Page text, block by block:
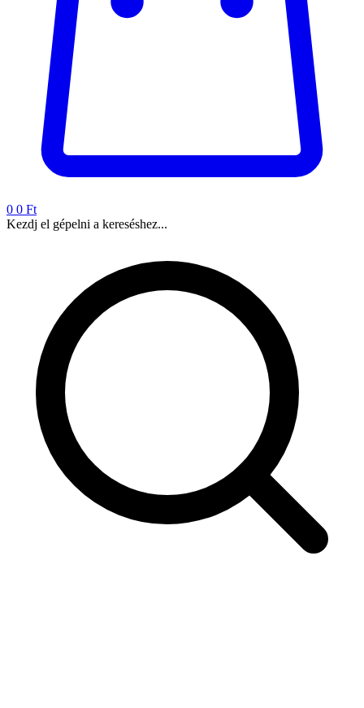
0 0 Ft
Kezdj el gépelni a kereséshez...